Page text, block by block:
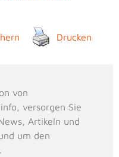
Drucken
von
versorgen Sie
Artikeln und
um den